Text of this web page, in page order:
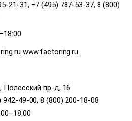
21-31, +7 (495) 787-53-37, 8 (800)
www.factoring.ru
Полесский пр-д, 16
942-49-00, 8 (800) 200-18-08